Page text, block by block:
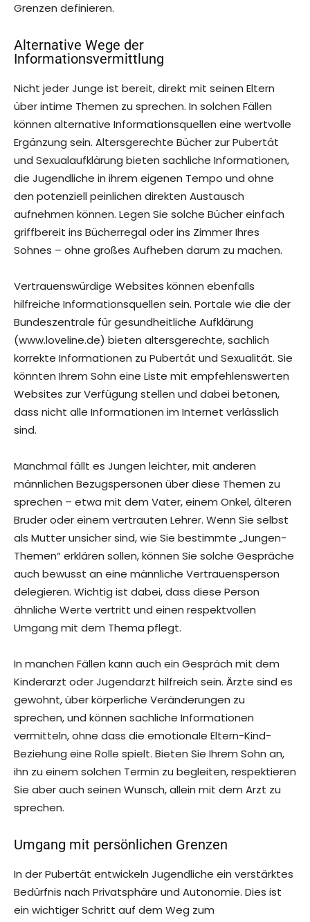
Grenzen definieren.
Alternative Wege der
Informationsvermittlung
Nicht jeder Junge ist bereit, direkt mit seinen Eltern
über intime Themen zu sprechen. In solchen Fällen
können alternative Informationsquellen eine wertvolle
Ergänzung sein. Altersgerechte Bücher zur Pubertät
und Sexualaufklärung bieten sachliche Informationen,
die Jugendliche in ihrem eigenen Tempo und ohne
den potenziell peinlichen direkten Austausch
aufnehmen können. Legen Sie solche Bücher einfach
griffbereit ins Bücherregal oder ins Zimmer Ihres
Sohnes – ohne großes Aufheben darum zu machen.
Vertrauenswürdige Websites können ebenfalls
hilfreiche Informationsquellen sein. Portale wie die der
Bundeszentrale für gesundheitliche Aufklärung
(www.loveline.de) bieten altersgerechte, sachlich
korrekte Informationen zu Pubertät und Sexualität. Sie
könnten Ihrem Sohn eine Liste mit empfehlenswerten
Websites zur Verfügung stellen und dabei betonen,
dass nicht alle Informationen im Internet verlässlich
sind.
Manchmal fällt es Jungen leichter, mit anderen
männlichen Bezugspersonen über diese Themen zu
sprechen – etwa mit dem Vater, einem Onkel, älteren
Bruder oder einem vertrauten Lehrer. Wenn Sie selbst
als Mutter unsicher sind, wie Sie bestimmte „Jungen-
Themen“ erklären sollen, können Sie solche Gespräche
auch bewusst an eine männliche Vertrauensperson
delegieren. Wichtig ist dabei, dass diese Person
ähnliche Werte vertritt und einen respektvollen
Umgang mit dem Thema pflegt.
In manchen Fällen kann auch ein Gespräch mit dem
Kinderarzt oder Jugendarzt hilfreich sein. Ärzte sind es
gewohnt, über körperliche Veränderungen zu
sprechen, und können sachliche Informationen
vermitteln, ohne dass die emotionale Eltern-Kind-
Beziehung eine Rolle spielt. Bieten Sie Ihrem Sohn an,
ihn zu einem solchen Termin zu begleiten, respektieren
Sie aber auch seinen Wunsch, allein mit dem Arzt zu
sprechen.
Umgang mit persönlichen Grenzen
In der Pubertät entwickeln Jugendliche ein verstärktes
Bedürfnis nach Privatsphäre und Autonomie. Dies ist
ein wichtiger Schritt auf dem Weg zum